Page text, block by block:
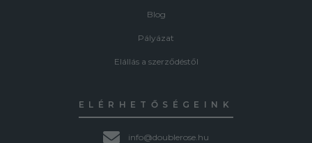
Blog
Pályázat
Elállás a szerződéstől
ELÉRHETŐSÉGEINK
info@doublerose.hu